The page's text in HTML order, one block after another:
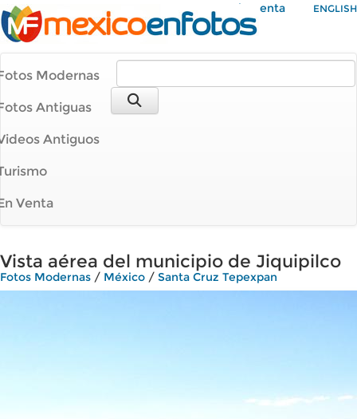
Mi Cuenta ENGLISH
Modernas
Antiguas
Antiguos
Venta
Vista aérea del municipio de Jiquipilco
Fotos Modernas / México / Santa Cruz Tepexpan